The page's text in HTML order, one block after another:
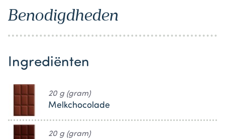
Benodigdheden
Ingrediënten
20 g (gram)
Melkchocolade
20 g (gram)